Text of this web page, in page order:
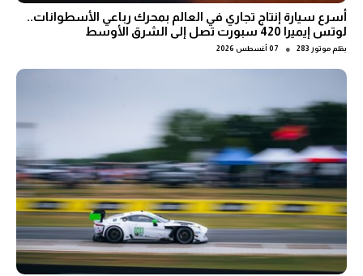
أسرع سيارة إنتاج تجاري في العالم بمحرك رباعي الأسطوانات..
لوتس إيميرا 420 سبورت تصل إلى الشرق الأوسط
بقلم موتور 283 ● 07 أغسطس 2026